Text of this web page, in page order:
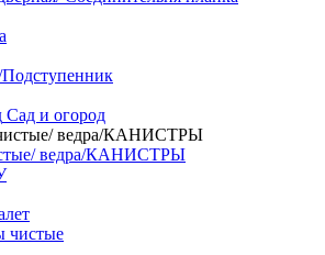
Сад и огород
ведра/КАНИСТРЫ
чистые